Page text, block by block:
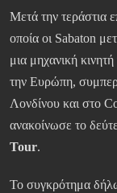
Μετά την τεράστια
οποία οι Sabaton
μια μηχανική
την Ευρώπη,
Λονδίνου και στο
ανακοίνωσε το
Tour.
Το συγκρότημα